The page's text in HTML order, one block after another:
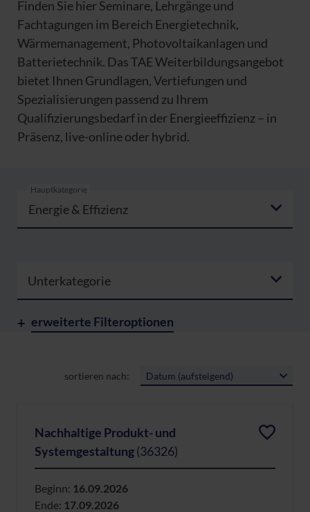
Finden Sie hier Seminare, Lehrgänge und
Fachtagungen im Bereich Energietechnik,
Wärmemanagement, Photovoltaikanlagen und
Batterietechnik. Das TAE Weiterbildungsangebot
bietet Ihnen Grundlagen, Vertiefungen und
Spezialisierungen passend zu Ihrem
Qualifizierungsbedarf in der Energieeffizienz – in
Präsenz, live-online oder hybrid.
Energie & Effizienz
Hauptkategorie
Unterkategorie
erweiterte Filteroptionen
sortieren nach: Datum (aufsteigend)
Nachhaltige Produkt- und
Systemgestaltung(36326)
Beginn: 16.09.2026
Ende: 17.09.2026